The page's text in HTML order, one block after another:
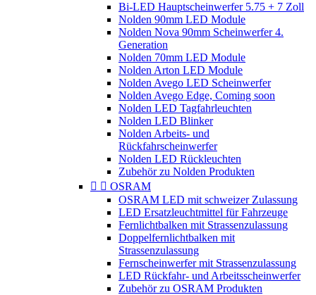
Bi-LED Hauptscheinwerfer 5.75 + 7 Zoll
Nolden 90mm LED Module
Nolden Nova 90mm Scheinwerfer 4.
Generation
Nolden 70mm LED Module
Nolden Arton LED Module
Nolden Avego LED Scheinwerfer
Nolden Avego Edge, Coming soon
Nolden LED Tagfahrleuchten
Nolden LED Blinker
Nolden Arbeits- und
Rückfahrscheinwerfer
Nolden LED Rückleuchten
Zubehör zu Nolden Produkten
  OSRAM
OSRAM LED mit schweizer Zulassung
LED Ersatzleuchtmittel für Fahrzeuge
Fernlichtbalken mit Strassenzulassung
Doppelfernlichtbalken mit
Strassenzulassung
Fernscheinwerfer mit Strassenzulassung
LED Rückfahr- und Arbeitsscheinwerfer
Zubehör zu OSRAM Produkten